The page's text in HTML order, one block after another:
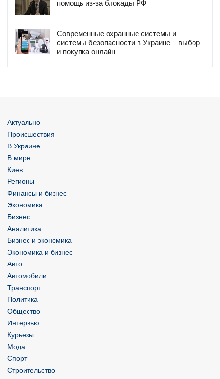
помощь из-за блокады РФ
Современные охранные системы и
системы безопасности в Украине – выбор
и покупка онлайн
Актуально
Происшествия
В Украине
В мире
Киев
Регионы
Финансы и бизнес
Экономика
Бизнес
Аналитика
Бизнес и экономика
Экономика и бизнес
Авто
Автомобили
Транспорт
Политика
Общество
Интервью
Курьезы
Мода
Спорт
Строительство